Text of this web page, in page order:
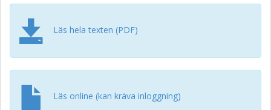
research where relevant actors take part in the
conversation. The study is related to over 20 years of
experience from working with a backcasting approach
engaging with sustainability transitions in a variety of
processes. We invite further dialogue on how one may
approach the concept of sustainability to inspire and
support conversations on sustainable futures.
Läs hela texten (PDF)
Läs online (kan kräva inloggning)